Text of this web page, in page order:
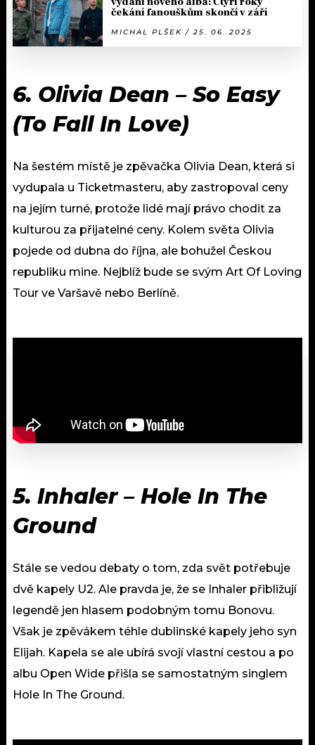
čekání fanouškům skončí v září
MICHAL PLŠEK / 25. 06. 2025
6. Olivia Dean – So Easy
(To Fall In Love)
Na šestém místě je zpěvačka Olivia Dean, která si
vydupala u Ticketmasteru, aby zastropoval ceny
na jejím turné, protože lidé mají právo chodit za
kulturou za přijatelné ceny. Kolem světa Olivia
pojede od dubna do října, ale bohužel Českou
republiku mine. Nejblíž bude se svým Art Of Loving
Tour ve Varšavě nebo Berlíně.
5. Inhaler – Hole In The
Ground
Stále se vedou debaty o tom, zda svět potřebuje
dvě kapely U2. Ale pravda je, že se Inhaler přibližují
legendě jen hlasem podobným tomu Bonovu.
Však je zpěvákem téhle dublinské kapely jeho syn
Elijah. Kapela se ale ubírá svojí vlastní cestou a po
albu Open Wide přišla se samostatným singlem
Hole In The Ground.